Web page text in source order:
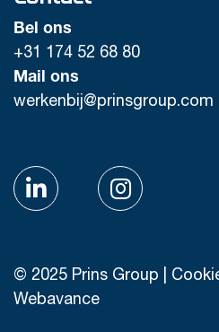
Bel ons
+31 174 52 68 80
Mail ons
werkenbij@prinsgroup.com
© 2025 Prins Group |
Webavance